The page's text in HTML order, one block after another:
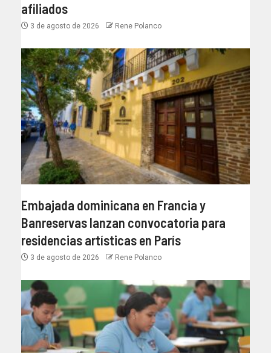
afiliados
3 de agosto de 2026 Rene Polanco
Embajada dominicana en Francia y
Banreservas lanzan convocatoria para
residencias artísticas en París
3 de agosto de 2026 Rene Polanco